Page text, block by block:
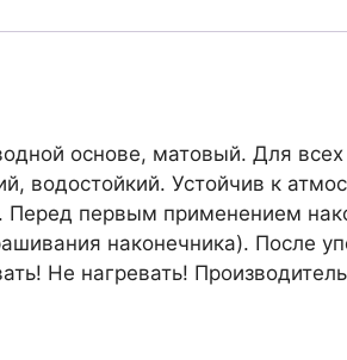
основе, матовый. Для
водостойкий. Устойчив к
первым применением
наконечника). После
Не нагревать!